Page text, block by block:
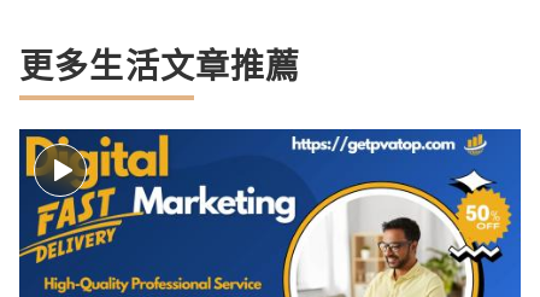
更多生活文章推薦